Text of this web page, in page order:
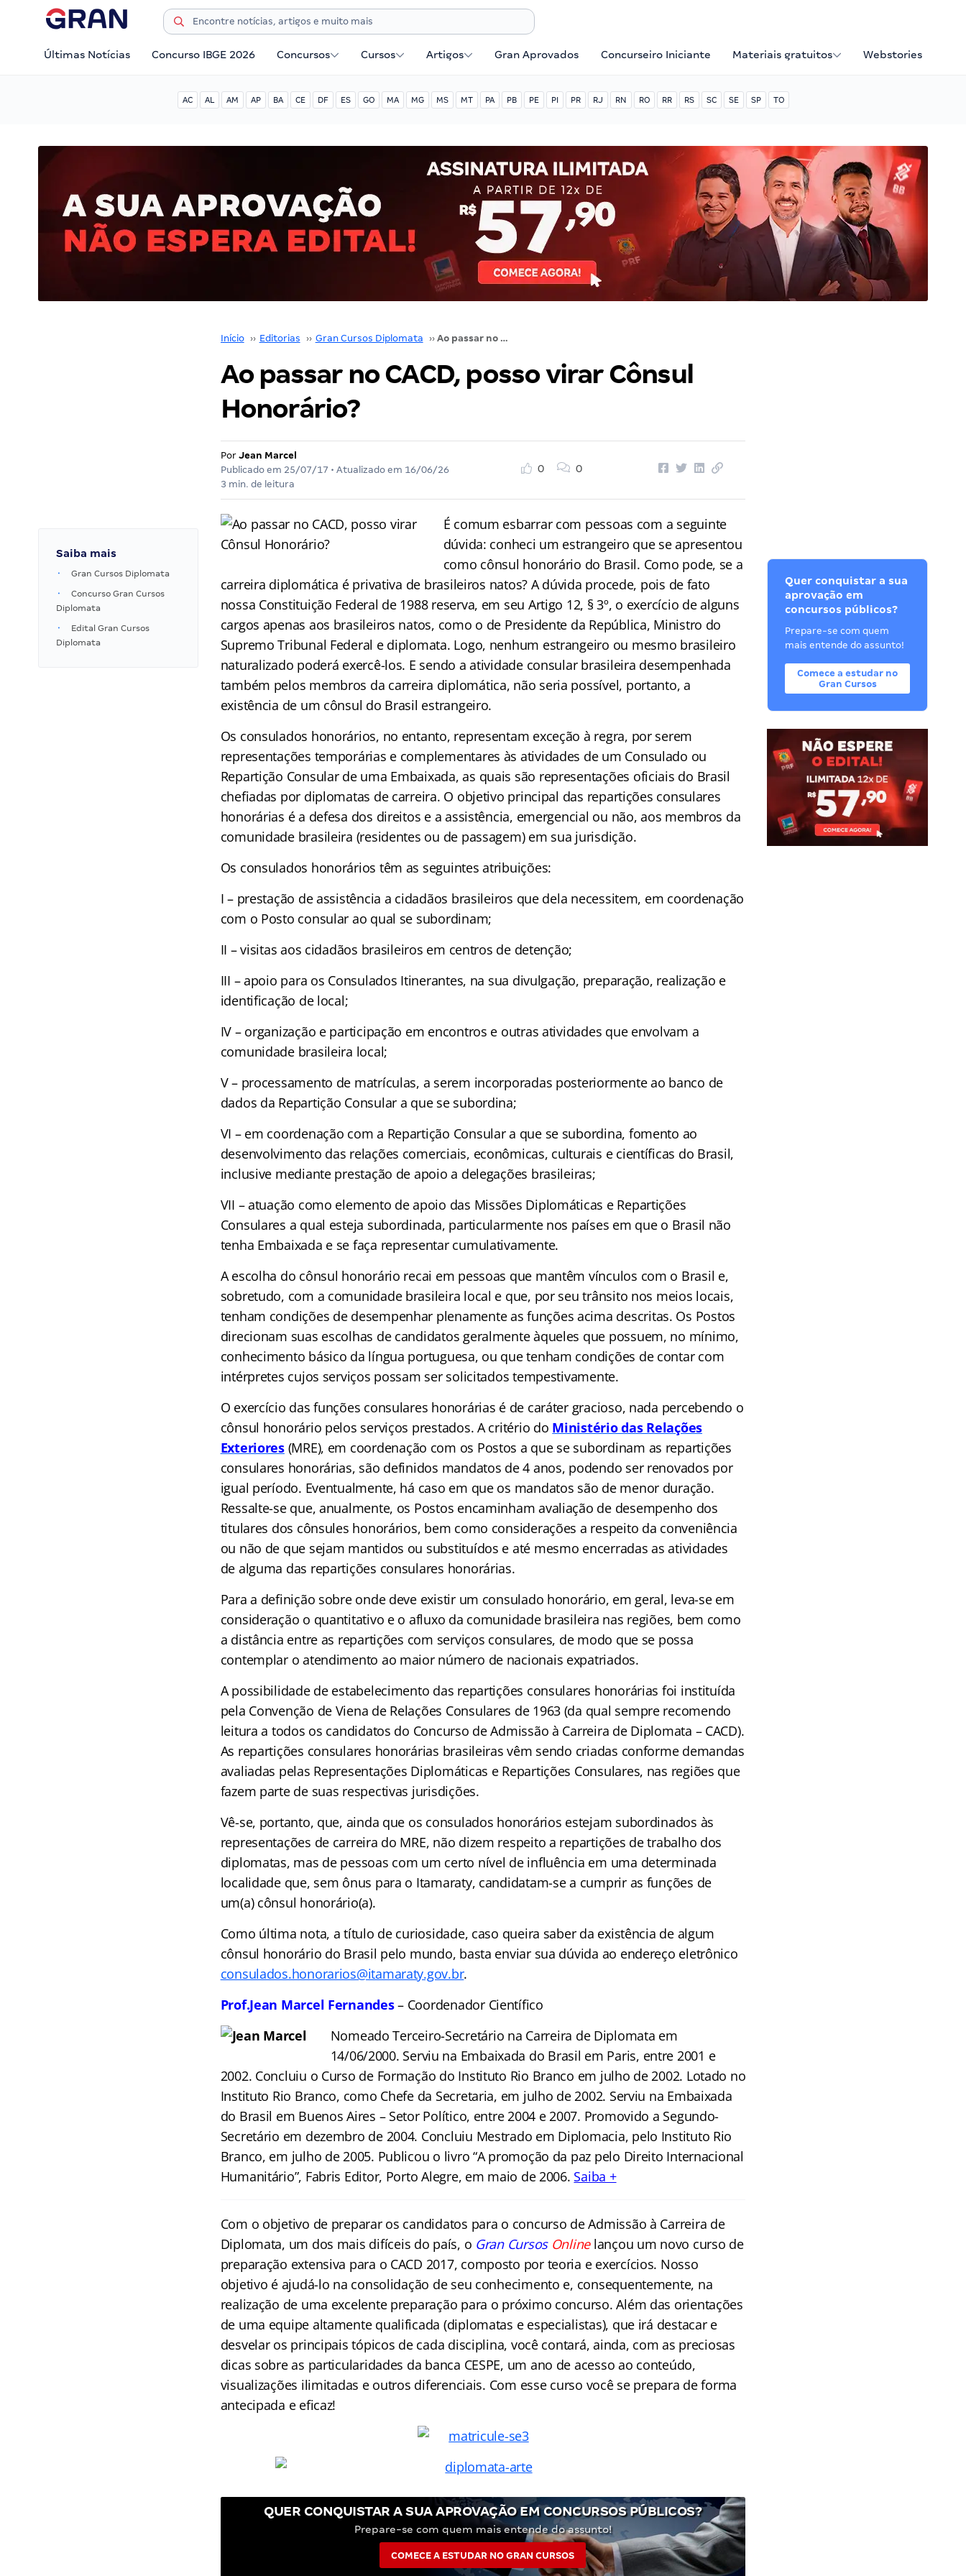
Últimas Notícias Concurso IBGE 2026 Concursos Cursos Artigos Gran Aprovados Concurseiro Iniciante Materiais gratuitos Webstories
AC AL AM AP BA CE DF ES GO MA MG MS MT PA PB PE PI PR RJ RN RO RR RS SC SE SP TO
Início ›› Editorias ›› Gran Cursos Diplomata ›› Ao passar no CACD, posso virar Cônsul Honorário?
Ao passar no CACD, posso virar Cônsul
Honorário?
Por Jean Marcel
Publicado em 25/07/17 • Atualizado em 16/06/26
3 min. de leitura
0 0
Saiba mais
Gran Cursos Diplomata
Concurso Gran Cursos
Diplomata
Edital Gran Cursos
Diplomata
É comum esbarrar com pessoas com a seguinte
dúvida: conheci um estrangeiro que se apresentou
como cônsul honorário do Brasil. Como pode, se a
carreira diplomática é privativa de brasileiros natos? A dúvida procede, pois de fato
nossa Constituição Federal de 1988 reserva, em seu Artigo 12, § 3º, o exercício de alguns
cargos apenas aos brasileiros natos, como o de Presidente da República, Ministro do
Supremo Tribunal Federal e diplomata. Logo, nenhum estrangeiro ou mesmo brasileiro
naturalizado poderá exercê-los. E sendo a atividade consular brasileira desempenhada
também pelos membros da carreira diplomática, não seria possível, portanto, a
existência de um cônsul do Brasil estrangeiro.
Os consulados honorários, no entanto, representam exceção à regra, por serem
representações temporárias e complementares às atividades de um Consulado ou
Repartição Consular de uma Embaixada, as quais são representações oficiais do Brasil
chefiadas por diplomatas de carreira. O objetivo principal das repartições consulares
honorárias é a defesa dos direitos e a assistência, emergencial ou não, aos membros da
comunidade brasileira (residentes ou de passagem) em sua jurisdição.
Os consulados honorários têm as seguintes atribuições:
I – prestação de assistência a cidadãos brasileiros que dela necessitem, em coordenação
com o Posto consular ao qual se subordinam;
II – visitas aos cidadãos brasileiros em centros de detenção;
III – apoio para os Consulados Itinerantes, na sua divulgação, preparação, realização e
identificação de local;
IV – organização e participação em encontros e outras atividades que envolvam a
comunidade brasileira local;
V – processamento de matrículas, a serem incorporadas posteriormente ao banco de
dados da Repartição Consular a que se subordina;
VI – em coordenação com a Repartição Consular a que se subordina, fomento ao
desenvolvimento das relações comerciais, econômicas, culturais e científicas do Brasil,
inclusive mediante prestação de apoio a delegações brasileiras;
VII – atuação como elemento de apoio das Missões Diplomáticas e Repartições
Consulares a qual esteja subordinada, particularmente nos países em que o Brasil não
tenha Embaixada e se faça representar cumulativamente.
A escolha do cônsul honorário recai em pessoas que mantêm vínculos com o Brasil e,
sobretudo, com a comunidade brasileira local e que, por seu trânsito nos meios locais,
tenham condições de desempenhar plenamente as funções acima descritas. Os Postos
direcionam suas escolhas de candidatos geralmente àqueles que possuem, no mínimo,
conhecimento básico da língua portuguesa, ou que tenham condições de contar com
intérpretes cujos serviços possam ser solicitados tempestivamente.
O exercício das funções consulares honorárias é de caráter gracioso, nada percebendo o
cônsul honorário pelos serviços prestados. A critério do Ministério das Relações
Exteriores(MRE), em coordenação com os Postos a que se subordinam as repartições
consulares honorárias, são definidos mandatos de 4 anos, podendo ser renovados por
igual período. Eventualmente, há caso em que os mandatos são de menor duração.
Ressalte-se que, anualmente, os Postos encaminham avaliação de desempenho dos
titulares dos cônsules honorários, bem como considerações a respeito da conveniência
ou não de que sejam mantidos ou substituídos e até mesmo encerradas as atividades
de alguma das repartições consulares honorárias.
Para a definição sobre onde deve existir um consulado honorário, em geral, leva-se em
consideração o quantitativo e o afluxo da comunidade brasileira nas regiões, bem como
a distância entre as repartições com serviços consulares, de modo que se possa
contemplar o atendimento ao maior número de nacionais expatriados.
A possibilidade de estabelecimento das repartições consulares honorárias foi instituída
pela Convenção de Viena de Relações Consulares de 1963 (da qual sempre recomendo
leitura a todos os candidatos do Concurso de Admissão à Carreira de Diplomata – CACD).
As repartições consulares honorárias brasileiras vêm sendo criadas conforme demandas
avaliadas pelas Representações Diplomáticas e Repartições Consulares, nas regiões que
fazem parte de suas respectivas jurisdições.
Vê-se, portanto, que, ainda que os consulados honorários estejam subordinados às
representações de carreira do MRE, não dizem respeito a repartições de trabalho dos
diplomatas, mas de pessoas com um certo nível de influência em uma determinada
localidade que, sem ônus para o Itamaraty, candidatam-se a cumprir as funções de
um(a) cônsul honorário(a).
Como última nota, a título de curiosidade, caso queira saber da existência de algum
cônsul honorário do Brasil pelo mundo, basta enviar sua dúvida ao endereço eletrônico
consulados.honorarios@itamaraty.gov.br.
Prof.Jean Marcel Fernandes– Coordenador Científico
Nomeado Terceiro-Secretário na Carreira de Diplomata em
14/06/2000. Serviu na Embaixada do Brasil em Paris, entre 2001 e
2002. Concluiu o Curso de Formação do Instituto Rio Branco em julho de 2002. Lotado no
Instituto Rio Branco, como Chefe da Secretaria, em julho de 2002. Serviu na Embaixada
do Brasil em Buenos Aires – Setor Político, entre 2004 e 2007. Promovido a Segundo-
Secretário em dezembro de 2004. Concluiu Mestrado em Diplomacia, pelo Instituto Rio
Branco, em julho de 2005. Publicou o livro “A promoção da paz pelo Direito Internacional
Humanitário”, Fabris Editor, Porto Alegre, em maio de 2006. Saiba +
Com o objetivo de preparar os candidatos para o concurso de Admissão à Carreira de
Diplomata, um dos mais difíceis do país, o Gran Cursos Onlinelançou um novo curso de
preparação extensiva para o CACD 2017, composto por teoria e exercícios. Nosso
objetivo é ajudá-lo na consolidação de seu conhecimento e, consequentemente, na
realização de uma excelente preparação para o próximo concurso. Além das orientações
de uma equipe altamente qualificada (diplomatas e especialistas), que irá destacar e
desvelar os principais tópicos de cada disciplina, você contará, ainda, com as preciosas
dicas sobre as particularidades da banca CESPE, um ano de acesso ao conteúdo,
visualizações ilimitadas e outros diferenciais. Com esse curso você se prepara de forma
antecipada e eficaz!
QUER CONQUISTAR A SUA APROVAÇÃO EM CONCURSOS PÚBLICOS?
Prepare-se com quem mais entende do assunto!
COMECE A ESTUDAR NO GRAN CURSOS
Quer conquistar a sua
aprovação em
concursos públicos?
Prepare-se com quem
mais entende do assunto!
Comece a estudar no
Gran Cursos